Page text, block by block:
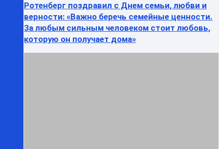
Ротенберг поздравил с Днем семьи, любви и
верности: «Важно беречь семейные ценности.
За любым сильным человеком стоит любовь,
которую он получает дома»